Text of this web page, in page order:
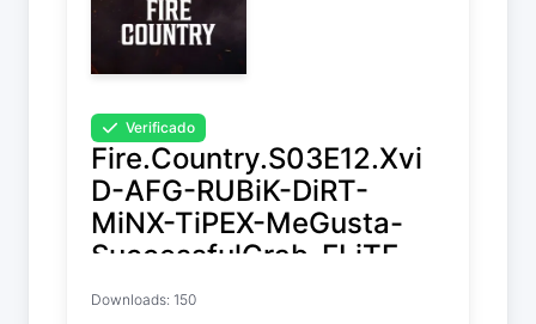
Verificado
Fire.Country.S03E12.Xvi
D-AFG-RUBiK-DiRT-
MiNX-TiPEX-MeGusta-
SuccessfulCrab-ELiTE-
NTb-PHOENiX
Downloads: 150